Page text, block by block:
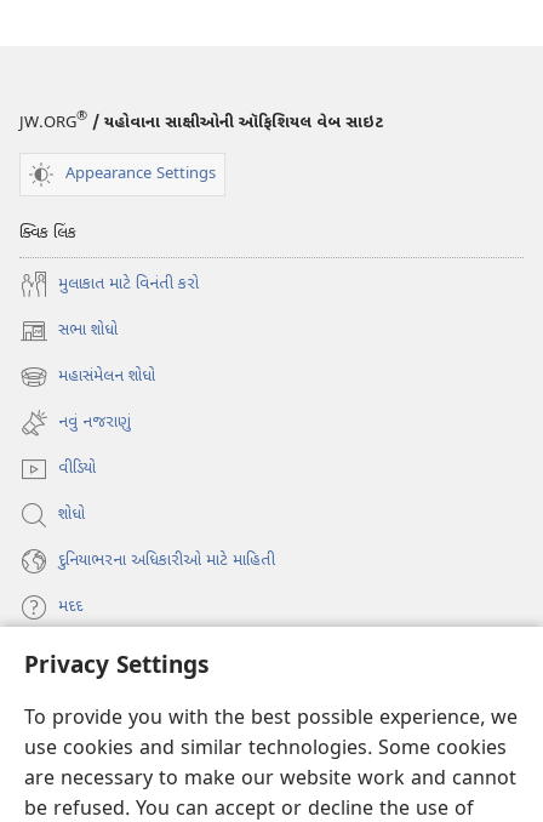
Privacy Settings
To provide you with the best possible experience, we
use cookies and similar technologies. Some cookies
are necessary to make our website work and cannot
be refused. You can accept or decline the use of
JW.ORG® / યહોવાના સાક્ષીઓની ઑફિશિયલ વેબ સાઇટ
Appearance Settings
ક્વિક લિંક
મુલાકાત માટે વિનંતી કરો
સભા શોધો
(opens
new
window)
મહાસંમેલન શોધો
(opens
new
window)
નવું નજરાણું
વીડિયો
શોધો
દુનિયાભરના અધિકારીઓ માટે માહિતી
મદદ
દાન
new
window)વોચટાવર ઓનલાઇન લાઇબ્રેરી
(opens
new
window)JW Hub
(opens